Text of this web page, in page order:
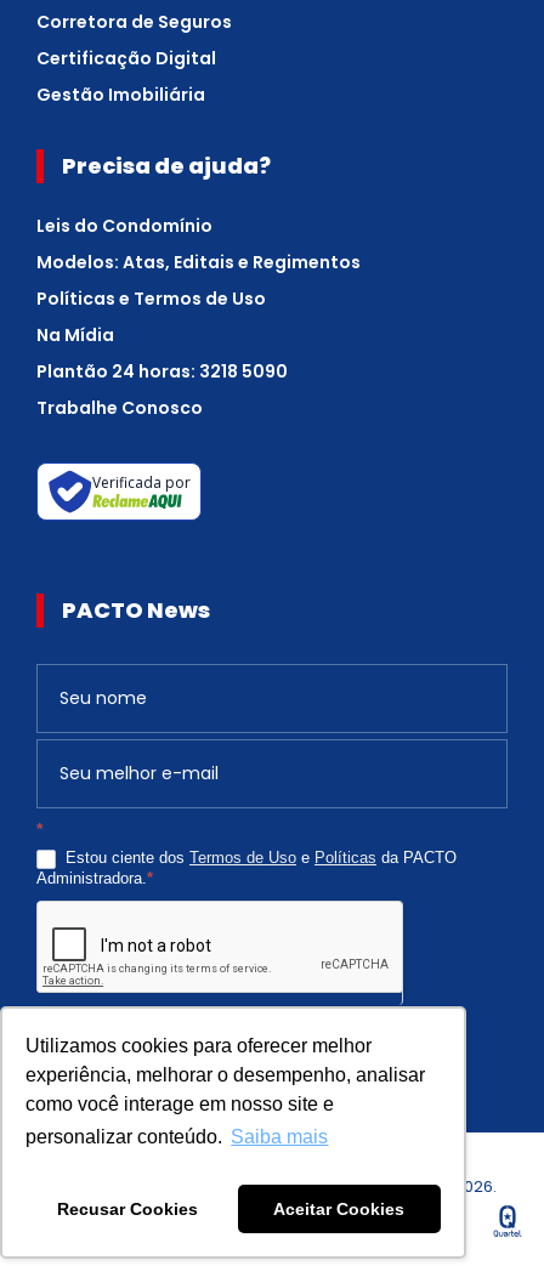
Utilizamos cookies para oferecer melhor
experiência, melhorar o desempenho, analisar
como você interage em nosso site e
personalizar conteúdo. Saiba mais
Recusar Cookies Aceitar Cookies
Corretora de Seguros
Certificação Digital
Gestão Imobiliária
Precisa de ajuda?
Leis do Condomínio
Modelos: Atas, Editais e Regimentos
Políticas e Termos de Uso
Na Mídia
Plantão 24 horas: 3218 5090
Trabalhe Conosco
Verificada por
PACTO News
*
Estou ciente dos Termos de Uso e Políticas da PACTO
Administradora. *
v
ê
a
n
o
,
d
e
e
Copyright © PACTO Administradora de Condomínios - 2026.
Todos os Direitos Reservados.